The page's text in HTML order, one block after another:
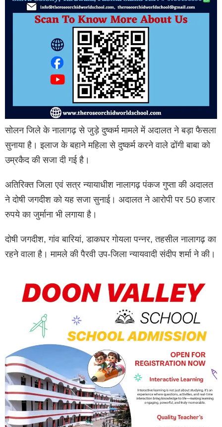
सोलन जिले के नालागढ़ से जुड़े दुष्कर्म मामले में अदालत ने बड़ा फैसला
सुनाया है। इलाज के बहाने महिला से दुष्कर्म करने वाले ढोंगी बाबा को
उम्रकैद की सजा दी गई है।
अतिरिक्त जिला एवं सत्र न्यायाधीश नालागढ़ पंकज गुप्ता की अदालत
ने दोषी जगदीश को यह सजा सुनाई। अदालत ने आरोपी पर 50 हजार
रुपये का जुर्माना भी लगाया है।
दोषी जगदीश, गांव बारियां, डाकघर गोयला पन्नर, तहसील नालागढ़ का
रहने वाला है। मामले की पैरवी उप-जिला न्यायवादी संदीप शर्मा ने की।